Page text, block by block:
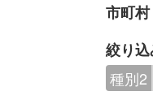
市町村
絞り
種別2